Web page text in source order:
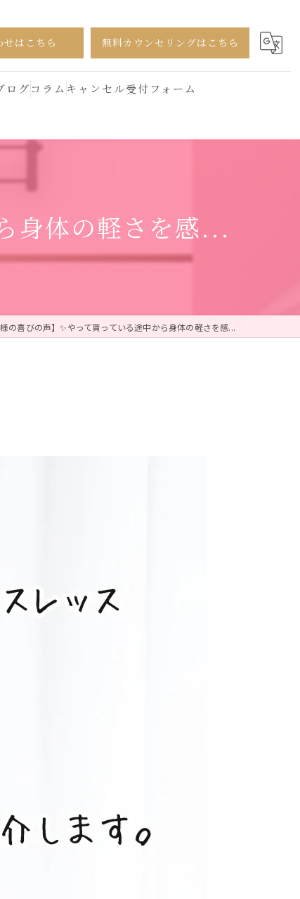
せはこちら 無料カウンセリングはこちら
ログコラム キャンセル受付フォーム
身体の軽さを感...
様の喜びの声】✨やって貰っている途中から身体の軽さを感...